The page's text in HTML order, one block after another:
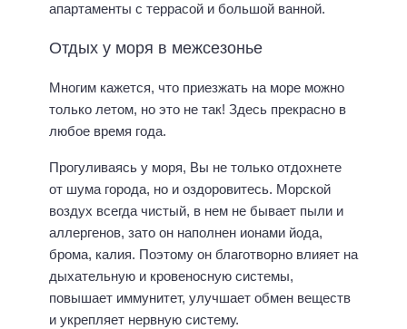
апартаменты с террасой и большой ванной.
Отдых у моря в межсезонье
Многим кажется, что приезжать на море можно
только летом, но это не так! Здесь прекрасно в
любое время года.
Прогуливаясь у моря, Вы не только отдохнете
от шума города, но и оздоровитесь. Морской
воздух всегда чистый, в нем не бывает пыли и
аллергенов, зато он наполнен ионами йода,
брома, калия. Поэтому он благотворно влияет на
дыхательную и кровеносную системы,
повышает иммунитет, улучшает обмен веществ
и укрепляет нервную систему.